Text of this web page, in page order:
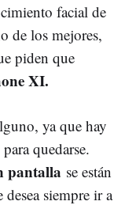
facial de
de los mejores,
piden que
XI.
ya que hay
quedarse.
pantalla se están
siempre ir a